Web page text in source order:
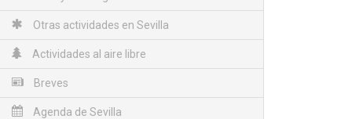
Otras actividades en Sevilla
Actividades al aire libre
Breves
Agenda de Sevilla